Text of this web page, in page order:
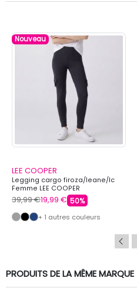
Nouveau
LEE COOPER
Legging cargo firoza/leane/lc
Femme LEE COOPER
39,99 €19,99 € 50%
+ 1 autres couleurs
PRODUITS DE LA MÊME MARQUE